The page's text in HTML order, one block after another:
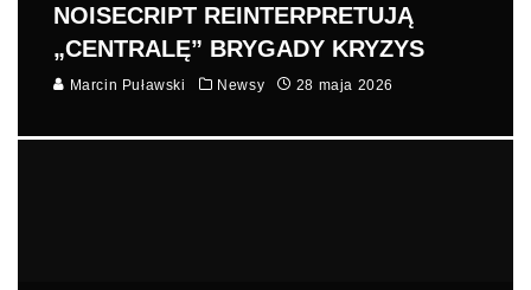
NOISECRIPT REINTERPRETUJĄ
„CENTRALĘ” BRYGADY KRYZYS
Marcin Puławski Newsy 28 maja 2026